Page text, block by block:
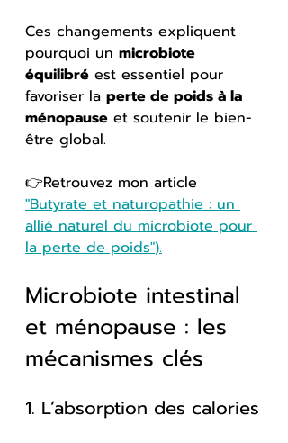
Ces changements expliquent
pourquoi un microbiote
équilibré est essentiel pour
favoriser la perte de poids à la
ménopause et soutenir le bien-
être global.
👉Retrouvez mon article
"Butyrate et naturopathie : un
allié naturel du microbiote pour
la perte de poids").
Microbiote intestinal
et ménopause : les
mécanismes clés
1. L’absorption des calories